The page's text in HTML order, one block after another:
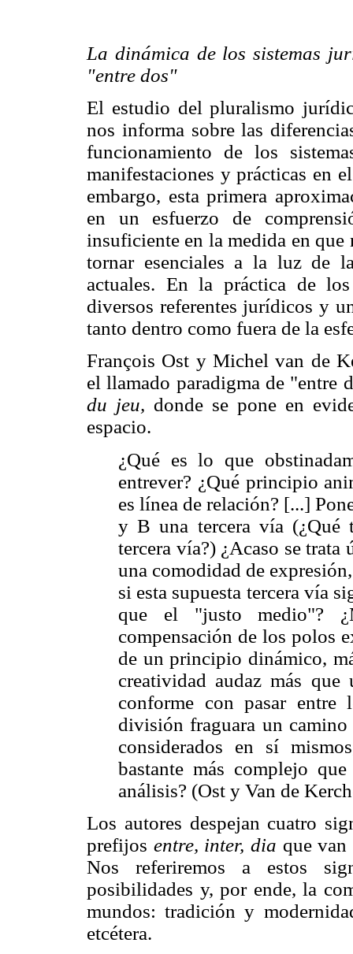
La dinámica de los sistemas
"entre dos"
El estudio del pluralismo
nos informa sobre las
funcionamiento de los
manifestaciones y prácticas en
embargo, esta primera
en un esfuerzo de
insuficiente en la medida en
tornar esenciales a la luz de
actuales. En la práctica de
diversos referentes jurídicos y
tanto dentro como fuera de la
François Ost y Michel van de
el llamado paradigma de "entre
du jeu, donde se pone en
espacio.
¿Qué es lo que
entrever? ¿Qué principio
es línea de relación? [...]
y B una tercera vía (¿Qué
tercera vía?) ¿Acaso se
una comodidad de
si esta supuesta tercera vía
que el "justo medio"?
compensación de los polos
de un principio dinámico,
creatividad audaz más
conforme con pasar
división fraguara un
considerados en sí
bastante más complejo
análisis? (Ost y Van de
Los autores despejan cuatro
prefijos entre, inter, dia que
Nos referiremos a estos
posibilidades y, por ende, la
mundos: tradición y
etcétera.